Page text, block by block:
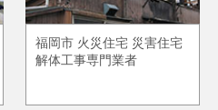
福岡市 火災住宅 災害住宅
解体工事専門業者